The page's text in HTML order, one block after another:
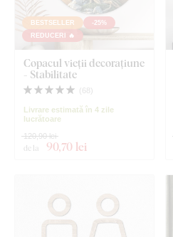
BESTSELLER
-25%
REDUCERI 🔥
Copacul vieții decorațiune
- Stabilitate
( 68 )
Livrare estimată în 4 zile
lucrătoare
de la 90,70 lei
120,90 lei